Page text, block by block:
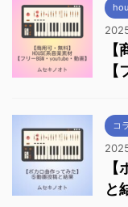
コ
と